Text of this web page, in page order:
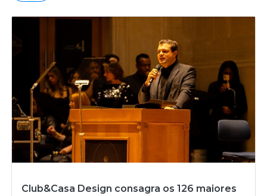
Club&Casa Design consagra os 126 maiores